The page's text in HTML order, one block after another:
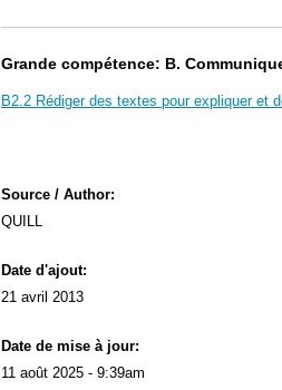
Grande compétence: B.
B2.2 Rédiger des textes pour expliquer et
Source / Author:
QUILL
Date d'ajout:
21 avril 2013
Date de mise à jour:
11 août 2025 - 9:39am